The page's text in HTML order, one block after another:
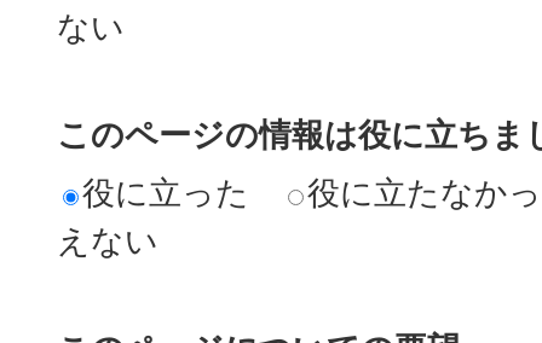
ない
このページの情報は役に立ちま
役に立った
役に立たなか
えない